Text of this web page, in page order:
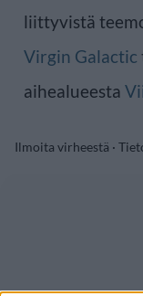
liittyvistä
Virgin Galactic
aihealueesta
Ilmoita virheestä ·